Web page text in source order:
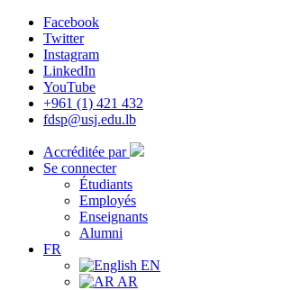
Facebook
Twitter
Instagram
LinkedIn
YouTube
+961 (1) 421 432
fdsp@usj.edu.lb
Accréditée par
Se connecter
Étudiants
Employés
Enseignants
Alumni
FR
EN
AR